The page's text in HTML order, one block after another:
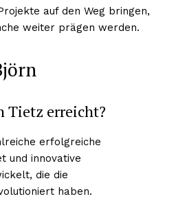
auf den Weg bringen,
weiter prägen werden.
Tietz erreicht?
erfolgreiche
und innovative
die die
haben.